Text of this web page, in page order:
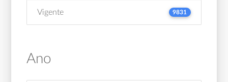
Vigente 9831
Ano